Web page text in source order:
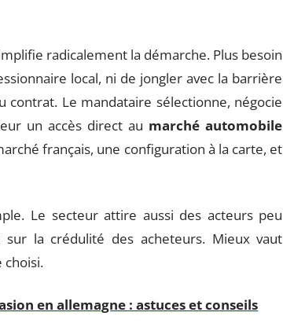
radicalement la démarche. Plus besoin
local, ni de jongler avec la barrière
Le mandataire sélectionne, négocie
un accès direct au marché automobile
français, une configuration à la carte, et
Le secteur attire aussi des acteurs peu
la crédulité des acheteurs. Mieux vaut
choisi.
en allemagne : astuces et conseils